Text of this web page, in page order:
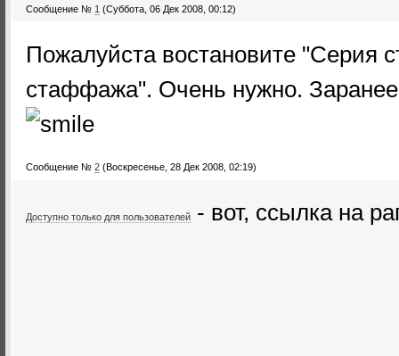
Сообщение № 1 (Суббота, 06 Дек 2008, 00:12)
Пожалуйста востановите "Серия
стаффажа". Очень нужно.
Сообщение № 2 (Воскресенье, 28 Дек 2008, 02:19)
Доступно только для пользователей - вот, ссылка на